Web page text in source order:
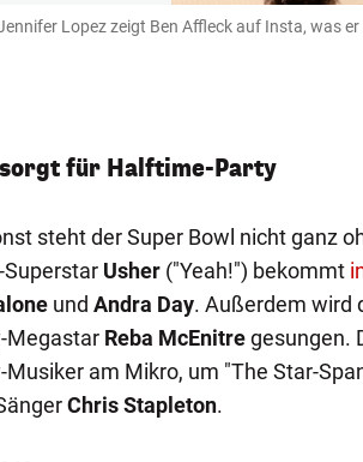
Lopez zeigt Ben Affleck auf Insta, was
für Halftime-Party
steht der Super Bowl nicht ganz
Superstar Usher("Yeah!") bekommt
und Andra Day. Außerdem wird
Megastar Reba McEnitregesungen.
Musiker am Mikro, um "The Star-
Chris Stapleton.